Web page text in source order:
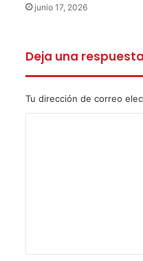
junio 17, 2026
Deja una respuesta
Tu dirección de correo